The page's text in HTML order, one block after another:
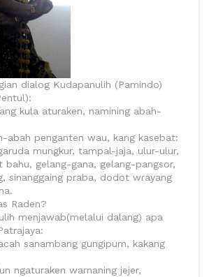
dialog Kudapanulih (Pamindo)
kula aturaken, namining abah-
abah penganten wau, kang kasebat:
mungkur, tampal-jaja, ulur-ulur,
bahu, gelang-gana, gelang-pangsor,
sinanggaing praba, dodot wrayang
Raden?
menjawab(melalui dalang) apa
sanambang gungipum, kakang
ngaturaken warnaning jejer,